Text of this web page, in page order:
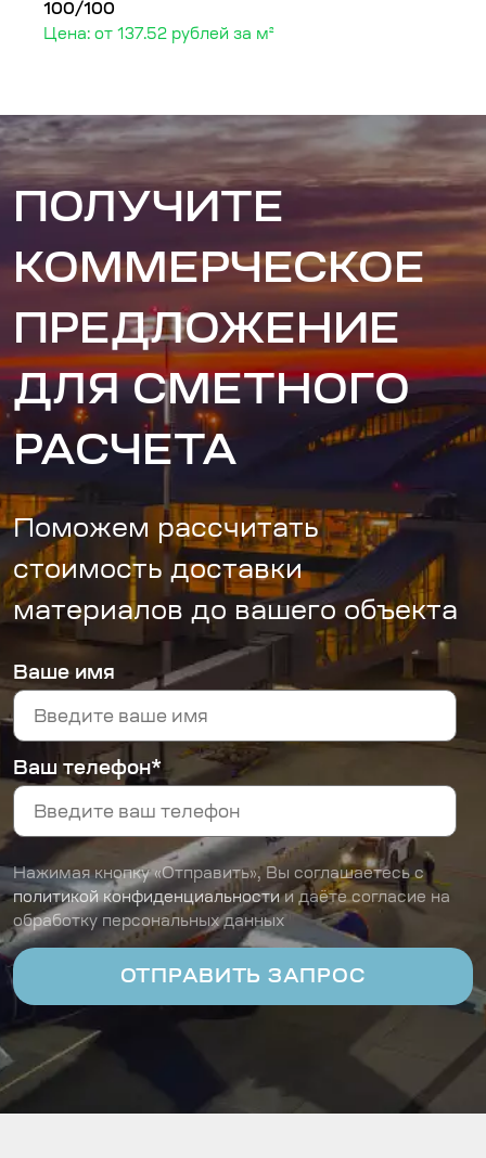
100/100
Цена: от 137.52 рублей за м²
ПОЛУЧИТЕ
КОММЕРЧЕСКОЕ
ПРЕДЛОЖЕНИЕ
ДЛЯ СМЕТНОГО
РАСЧЕТА
Поможем рассчитать
стоимость доставки
материалов до вашего объекта
Ваше имя
Ваш телефон*
Нажимая кнопку «Отправить», Вы соглашаетесь с
политикой конфиденциальностии даёте согласие на
обработку персональных данных